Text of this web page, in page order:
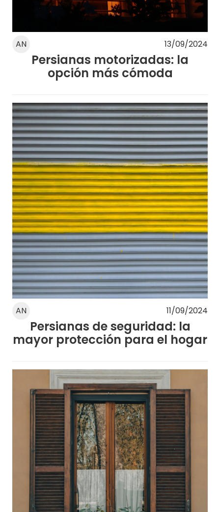
AN 13/09/2024
Persianas motorizadas: la
opción más cómoda
AN 11/09/2024
Persianas de seguridad: la
mayor protección para el hogar